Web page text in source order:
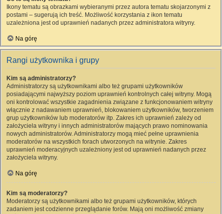
Ikony tematu są obrazkami wybieranymi przez autora tematu skojarzonymi z
postami – sugerują ich treść. Możliwość korzystania z ikon tematu
uzależniona jest od uprawnień nadanych przez administratora witryny.
Na górę
Rangi użytkownika i grupy
Kim są administratorzy?
Administratorzy są użytkownikami albo też grupami użytkowników
posiadającymi najwyższy poziom uprawnień kontrolnych całej witryny. Mogą
oni kontrolować wszystkie zagadnienia związane z funkcjonowaniem witryny
włącznie z nadawaniem uprawnień, blokowaniem użytkowników, tworzeniem
grup użytkowników lub moderatorów itp. Zakres ich uprawnień zależy od
założyciela witryny i innych administratorów mających prawo nominowania
nowych administratorów. Administratorzy mogą mieć pełne uprawnienia
moderatorów na wszystkich forach utworzonych na witrynie. Zakres
uprawnień moderacyjnych uzależniony jest od uprawnień nadanych przez
założyciela witryny.
Na górę
Kim są moderatorzy?
Moderatorzy są użytkownikami albo też grupami użytkowników, których
zadaniem jest codzienne przeglądanie forów. Mają oni możliwość zmiany